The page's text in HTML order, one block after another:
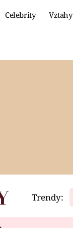
Celebrity Vztahy
Video
Trendy: